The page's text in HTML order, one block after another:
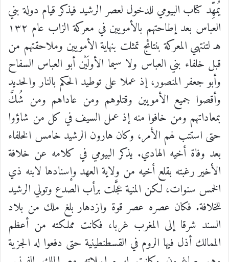
يُمهِّد كتاب البيومي للدخول لعصر الرشيد فيذكر قيام دولة بني
العباس بعد إطاحتهم بالأمويين في معركة الزاب عام ١٣٢
هـ لتنتهي المعركة بنتائج تمثلت بنهاية الأمويين وملاحقتهم من
قبل خلفاء بني العباس ولا سيما الأولَيْن أبو العباس السفاح
وأبو جعفر المنصور، إذ عملا على توطيد الحكم بالنار والحديد
وأقصوا جميع الأمويين وقتلوهم ومن عاداهم ومن شُكَّ
بمعاداتهم ومن خافوا منه إذ عمل السيف في كل من شاؤوا
حتى استتب لهم الأمر، وكان هارون الرشيد خامس الخلفاء
بعد وفاة أخيه الهادي. يذكر البيومي في كلامه عن خلافة
الأخير رغبته بقلع أخيه من ولاية العهد وإسنادها لابنه ذي
الخمس سنوات، لكن المنية عجَّلت برأب الصدع وتولي الرشيد
للخلافة. فكان عصره عصر قوة وازدهار بلغ ملك من بلاد
السند شرقا إلى المغرب غربا، فكانت مملكته من أعظم
الممالك أذل فيها الروم في القسطنطينية حتى دفعوا له الجزية